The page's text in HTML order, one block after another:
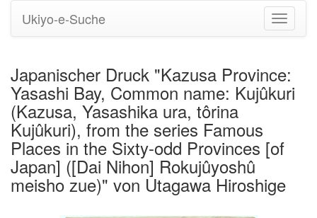
Ukiyo-e-Suche
Japanischer Druck "Kazusa Province:
Yasashi Bay, Common name: Kujûkuri
(Kazusa, Yasashika ura, tôrina
Kujûkuri), from the series Famous
Places in the Sixty-odd Provinces [of
Japan] ([Dai Nihon] Rokujûyoshû
meisho zue)" von Utagawa Hiroshige